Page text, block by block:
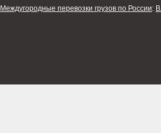
Междугородные перевозки грузов по России: